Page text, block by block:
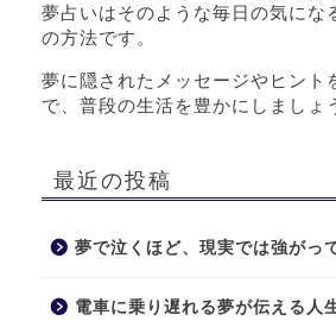
夢占いはそのような毎日の気にな
の方法です。
夢に隠されたメッセージやヒント
で、普段の生活を豊かにしましょ
最近の投稿
夢で泣くほど、現実では強がっ
電車に乗り遅れる夢が伝える人